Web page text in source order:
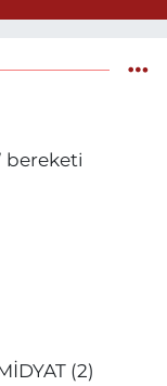
bereketi
(2)